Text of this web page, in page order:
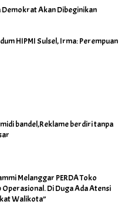
Demokrat Akan Dibeginikan
HIPMI Sulsel, Irma: Perempuan
bandel,Reklame berdiri tanpa
Melanggar PERDA Toko
Operasional. Di Duga Ada Atensi
Walikota”